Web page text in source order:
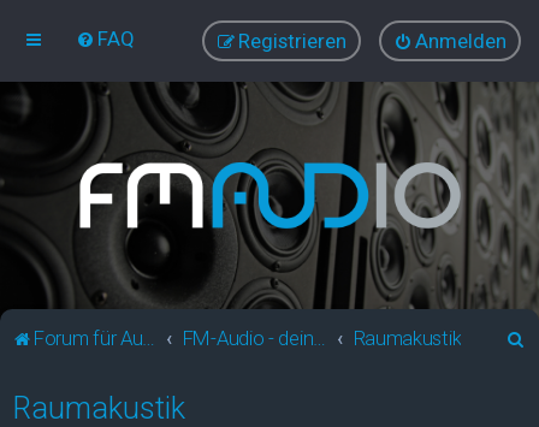
FAQ Anmelden
Registrieren
Forum für Audio und Video Raumakustik
Raumakustik